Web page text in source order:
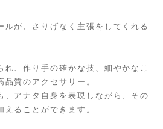
ルが、さりげなく主張をしてくれる
れ、作り手の確かな技、細やかなこ
質のアクセサリー。
、アナタ自身を表現しながら、その
ることができます。